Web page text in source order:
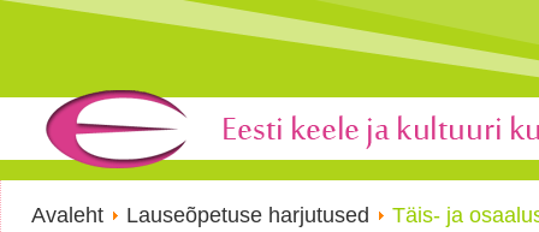
Avaleht Lauseõpetuse harjutused Täis- ja